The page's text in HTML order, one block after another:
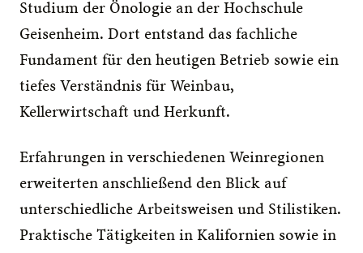
Studium der Önologie an der Hochschule
Geisenheim. Dort entstand das fachliche
Fundament für den heutigen Betrieb sowie ein
tiefes Verständnis für Weinbau,
Kellerwirtschaft und Herkunft.
Erfahrungen in verschiedenen Weinregionen
erweiterten anschließend den Blick auf
unterschiedliche Arbeitsweisen und Stilistiken.
Praktische Tätigkeiten in Kalifornien sowie in